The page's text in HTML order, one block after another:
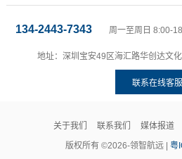
134-2443-7343 周一至周日 8:00-
地址：深圳宝安49区海汇路华创达文
联系在线客服
关于我们 联系我们 媒体报道
版权所有 ©2026-领智航远 |粤